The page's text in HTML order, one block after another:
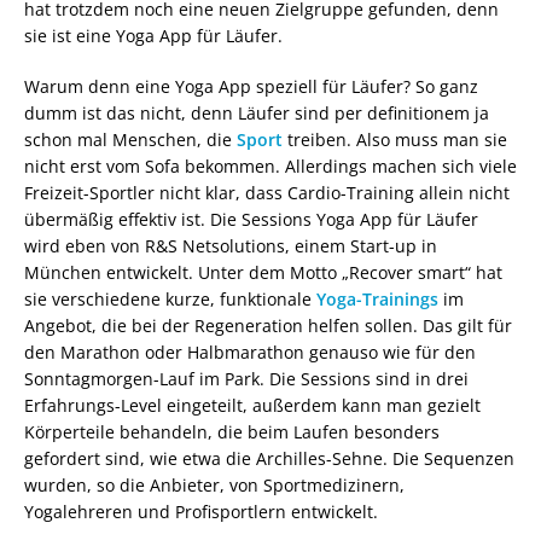
hat trotzdem noch eine neuen Zielgruppe gefunden, denn
sie ist eine Yoga App für Läufer.
Warum denn eine Yoga App speziell für Läufer? So ganz
dumm ist das nicht, denn Läufer sind per definitionem ja
schon mal Menschen, die Sport treiben. Also muss man sie
nicht erst vom Sofa bekommen. Allerdings machen sich viele
Freizeit-Sportler nicht klar, dass Cardio-Training allein nicht
übermäßig effektiv ist. Die Sessions Yoga App für Läufer
wird eben von R&S Netsolutions, einem Start-up in
München entwickelt. Unter dem Motto „Recover smart“ hat
sie verschiedene kurze, funktionale Yoga-Trainings im
Angebot, die bei der Regeneration helfen sollen. Das gilt für
den Marathon oder Halbmarathon genauso wie für den
Sonntagmorgen-Lauf im Park. Die Sessions sind in drei
Erfahrungs-Level eingeteilt, außerdem kann man gezielt
Körperteile behandeln, die beim Laufen besonders
gefordert sind, wie etwa die Archilles-Sehne. Die Sequenzen
wurden, so die Anbieter, von Sportmedizinern,
Yogalehreren und Profisportlern entwickelt.